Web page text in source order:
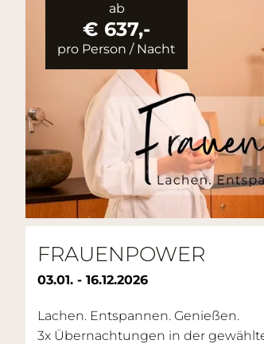
FRAUENPOWER
03.01. - 16.12.2026
Lachen. Entspannen. Genießen.
3x Übernachtungen in der
ab
€ 637,-
pro Person / Nacht